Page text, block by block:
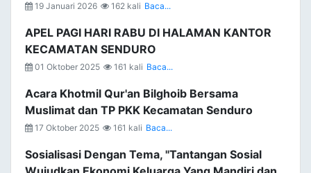
19 Januari 2026 162 kali Baca...
APEL PAGI HARI RABU DI HALAMAN KANTOR
KECAMATAN SENDURO
01 Oktober 2025 161 kali Baca...
Acara Khotmil Qur'an Bilghoib Bersama
Muslimat dan TP PKK Kecamatan Senduro
17 Oktober 2025 161 kali Baca...
Sosialisasi Dengan Tema, "Tantangan Sosial